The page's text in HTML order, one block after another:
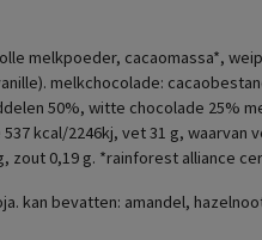
melkpoeder, cacaomassa*,
melkchocolade:
50%, witte chocolade 25%
kcal/2246kj, vet 31 g, waarvan
zout 0,19 g. *rainforest alliance
kan bevatten: amandel,